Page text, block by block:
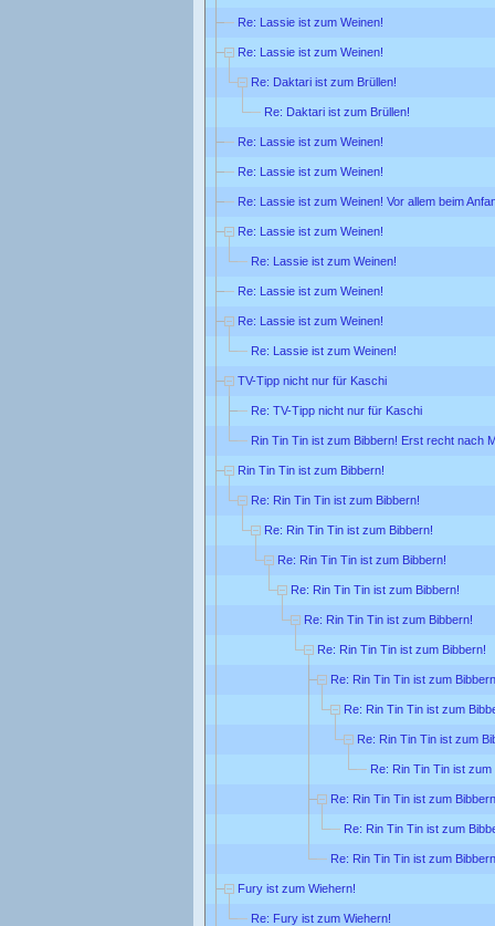
Re: Lassie ist zum Weinen!
Re: Lassie ist zum Weinen!
Re: Daktari ist zum Brüllen!
Re: Daktari ist zum Brüllen!
Re: Lassie ist zum Weinen!
Re: Lassie ist zum Weinen!
Re: Lassie ist zum Weinen! Vor allem beim
Re: Lassie ist zum Weinen!
Re: Lassie ist zum Weinen!
Re: Lassie ist zum Weinen!
Re: Lassie ist zum Weinen!
Re: Lassie ist zum Weinen!
TV-Tipp nicht nur für Kaschi
Re: TV-Tipp nicht nur für Kaschi
Rin Tin Tin ist zum Bibbern! Erst recht nach
Rin Tin Tin ist zum Bibbern!
Re: Rin Tin Tin ist zum Bibbern!
Re: Rin Tin Tin ist zum Bibbern!
Re: Rin Tin Tin ist zum Bibbern!
Re: Rin Tin Tin ist zum Bibbern!
Re: Rin Tin Tin ist zum Bibbern!
Re: Rin Tin Tin ist zum Bibbern!
Re: Rin Tin Tin ist zum
Re: Rin Tin Tin ist zum
Re: Rin Tin Tin ist zum
Re: Rin Tin Tin ist zum
Re: Rin Tin Tin ist zum
Re: Rin Tin Tin ist zum
Re: Rin Tin Tin ist zum
Fury ist zum Wiehern!
Re: Fury ist zum Wiehern!